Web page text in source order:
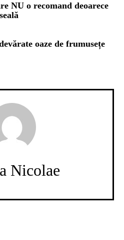
NU o recomand deoarece
oaze de frumusețe
Nicolae